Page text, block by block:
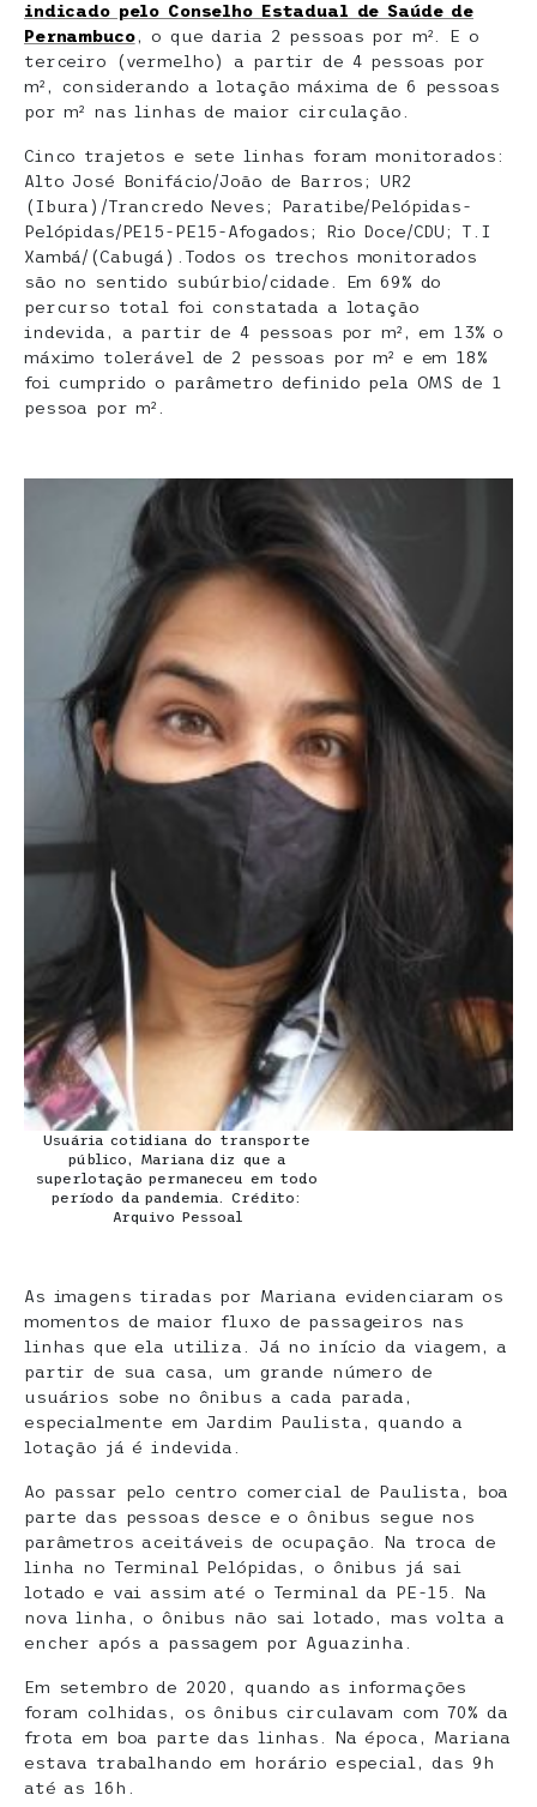
indicado pelo Conselho Estadual de Saúde de
Pernambuco, o que daria 2 pessoas por m². E o
terceiro (vermelho) a partir de 4 pessoas por
m², considerando a lotação máxima de 6 pessoas
por m² nas linhas de maior circulação.
Cinco trajetos e sete linhas foram monitorados:
Alto José Bonifácio/João de Barros; UR2
(Ibura)/Trancredo Neves; Paratibe/Pelópidas-
Pelópidas/PE15-PE15-Afogados; Rio Doce/CDU; T.I
Xambá/(Cabugá).Todos os trechos monitorados
são no sentido subúrbio/cidade. Em 69% do
percurso total foi constatada a lotação
indevida, a partir de 4 pessoas por m², em 13% o
máximo tolerável de 2 pessoas por m² e em 18%
foi cumprido o parâmetro definido pela OMS de 1
pessoa por m².
Usuária cotidiana do transporte
público, Mariana diz que a
superlotação permaneceu em todo
período da pandemia. Crédito:
Arquivo Pessoal
As imagens tiradas por Mariana evidenciaram os
momentos de maior fluxo de passageiros nas
linhas que ela utiliza. Já no início da viagem, a
partir de sua casa, um grande número de
usuários sobe no ônibus a cada parada,
especialmente em Jardim Paulista, quando a
lotação já é indevida.
Ao passar pelo centro comercial de Paulista, boa
parte das pessoas desce e o ônibus segue nos
parâmetros aceitáveis de ocupação. Na troca de
linha no Terminal Pelópidas, o ônibus já sai
lotado e vai assim até o Terminal da PE-15. Na
nova linha, o ônibus não sai lotado, mas volta a
encher após a passagem por Aguazinha.
Em setembro de 2020, quando as informações
foram colhidas, os ônibus circulavam com 70% da
frota em boa parte das linhas. Na época, Mariana
estava trabalhando em horário especial, das 9h
até as 16h.